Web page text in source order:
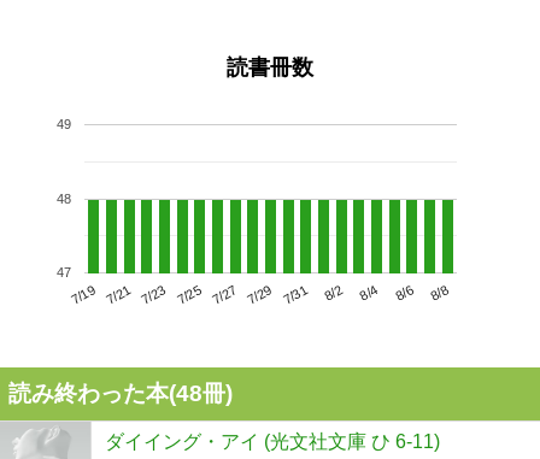
読書冊数
7/19 7/21 7/23 7/25 7/27 7/29 7/31 8/2 8/4 8/6 8/8
47
48
49
読み終わった本(48冊)
ダイイング・アイ (光文社文庫 ひ 6-11)